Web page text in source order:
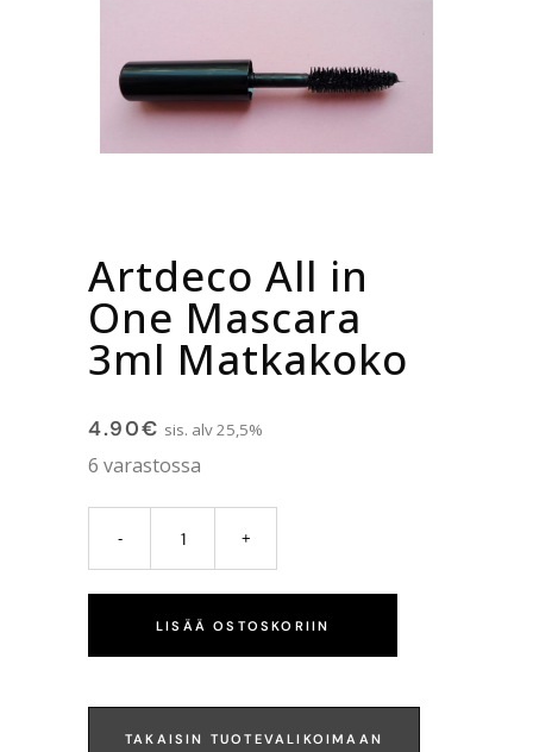
Artdeco All in
One Mascara
3ml Matkakoko
4.90€ sis. alv 25,5%
6 varastossa
LISÄÄ OSTOSKORIIN
TAKAISIN TUOTEVALIKOIMAAN